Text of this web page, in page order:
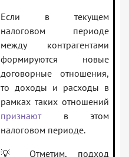
Если в текущем
налоговом периоде
между контрагентами
формируются новые
договорные отношения,
то доходы и расходы в
рамках таких отношений
признаютв этом
налоговом периоде.
💡 Отметим, подход